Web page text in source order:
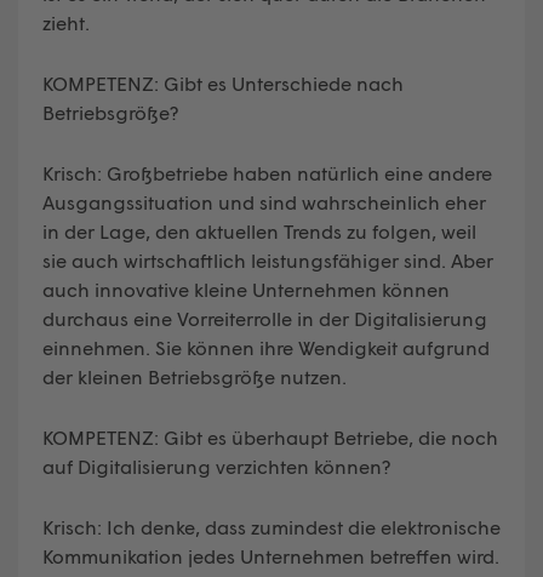
zieht.
KOMPETENZ: Gibt es Unterschiede nach
Betriebsgröße?
Krisch: Großbetriebe haben natürlich eine andere
Ausgangssituation und sind wahrscheinlich eher
in der Lage, den aktuellen Trends zu folgen, weil
sie auch wirtschaftlich leistungsfähiger sind. Aber
auch innovative kleine Unternehmen können
durchaus eine Vorreiterrolle in der Digitalisierung
einnehmen. Sie können ihre Wendigkeit aufgrund
der kleinen Betriebsgröße nutzen.
KOMPETENZ: Gibt es überhaupt Betriebe, die noch
auf Digitalisierung verzichten können?
Krisch: Ich denke, dass zumindest die elektronische
Kommunikation jedes Unternehmen betreffen wird.